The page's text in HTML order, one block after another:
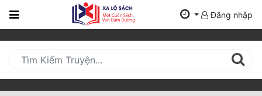
Trang
Mới
Cập
Đăng nhập